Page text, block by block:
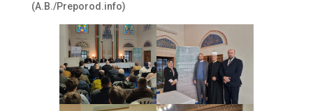
(A.B./Preporod.info)